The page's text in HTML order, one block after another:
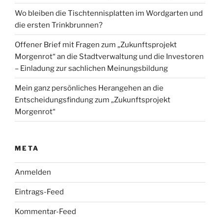
Wo bleiben die Tischtennisplatten im Wordgarten und
die ersten Trinkbrunnen?
Offener Brief mit Fragen zum „Zukunftsprojekt
Morgenrot“ an die Stadtverwaltung und die Investoren
– Einladung zur sachlichen Meinungsbildung
Mein ganz persönliches Herangehen an die
Entscheidungsfindung zum „Zukunftsprojekt
Morgenrot“
META
Anmelden
Eintrags-Feed
Kommentar-Feed